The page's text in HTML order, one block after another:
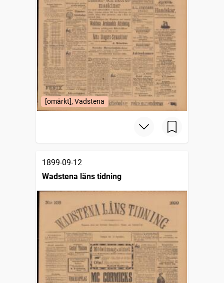
[omärkt], Vadstena
1899-09-12
Wadstena läns tidning